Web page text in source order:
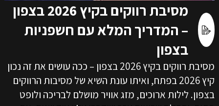
מסיבת רווקים בקיץ 2026 בצפון
– המדריך המלא עם חשפניות
בצפון
מסיבת רווקים בקיץ 2026 בצפון – ככה עושים את זה נכון
קיץ 2026 בפתח, ואיתו עונת השיא של מסיבות הרווקים
בצפון. לילות ארוכים, מזג אוויר מושלם לבריכה ולופט